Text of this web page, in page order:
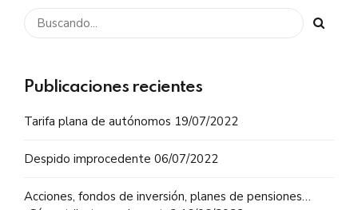
Publicaciones recientes
Tarifa plana de autónomos 19/07/2022
Despido improcedente 06/07/2022
Acciones, fondos de inversión, planes de pensiones…